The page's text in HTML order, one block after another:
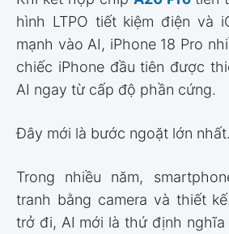
hình LTPO tiết kiệm điện và
mạnh vào AI, iPhone 18 Pro
chiếc iPhone đầu tiên được
AI ngay từ cấp độ phần cứng.
Đây mới là bước ngoặt lớn nhất.
Trong nhiều năm,
tranh bằng camera và thiết
trở đi, AI mới là thứ định nghĩa